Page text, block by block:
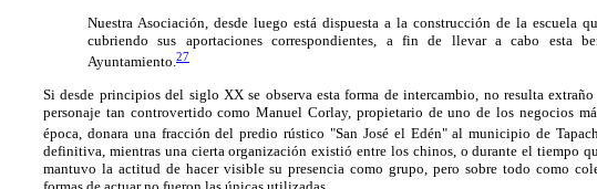
Nuestra Asociación, desde luego está dispuesta a la construcción de la escuela
cubriendo sus aportaciones correspondientes, a fin de llevar a cabo esta
Ayuntamiento. 27
Si desde principios del siglo XX se observa esta forma de intercambio, no resulta
personaje tan controvertido como Manuel Corlay, propietario de uno de los negocios
época, donara una fracción del predio rústico "San José el Edén" al municipio de
definitiva, mientras una cierta organización existió entre los chinos, o durante el tiempo
mantuvo la actitud de hacer visible su presencia como grupo, pero sobre todo como